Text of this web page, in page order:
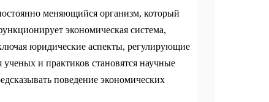
меняющийся организм, который
экономическая система,
юридические аспекты, регулирующие
и практиков становятся научные
поведение экономических